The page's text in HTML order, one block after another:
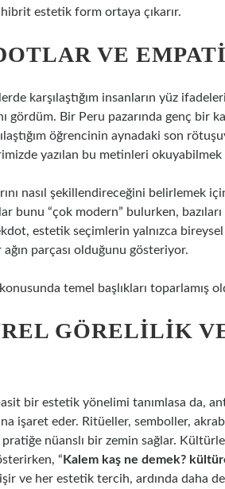
estetik form ortaya çıkarır.
VE
karşılaştığım insanların yüz
gördüm. Bir Peru pazarında genç bir
öğrencinin aynadaki son
yazılan bu metinleri
nasıl şekillendireceğini belirlemek
bunu “çok modern” bulurken,
estetik seçimlerin yalnızca bireysel
parçası olduğunu gösteriyor.
temel başlıkları toparlamış
GÖRELILIK
bir estetik yönelimi tanımlasa da,
işaret eder. Ritüeller, semboller,
nüanslı bir zemin sağlar.
“ Kalem kaş ne demek?
ve her estetik tercih, ardında daha